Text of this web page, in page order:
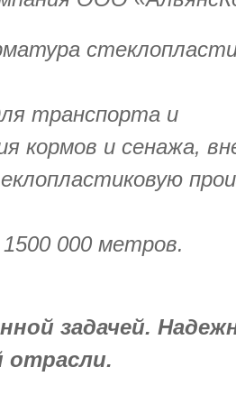
транспорта и
кормов и сенажа,
000 метров.
задачей.
отрасли.